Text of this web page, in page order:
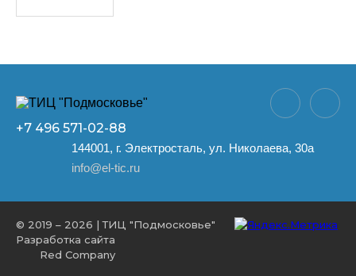
+7 496 571-02-88
144001, г. Электросталь, ул. Николаева, 30а
info@el-tic.ru
© 2019 – 2026 | ТИЦ "Подмосковье"
Разработка сайта
Red Company